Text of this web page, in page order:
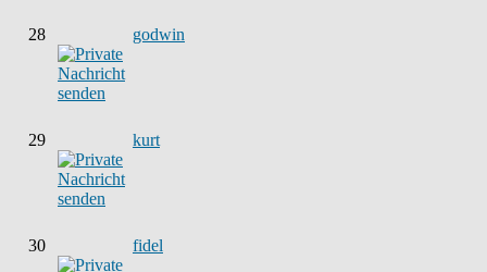
28 godwin
29 kurt
30 fidel